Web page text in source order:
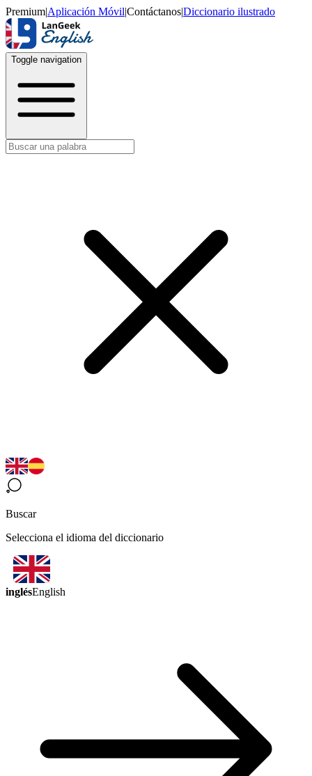
Premium|Aplicación Móvil|Contáctanos|Diccionario ilustrado
Toggle navigation
Buscar
Selecciona el idioma del diccionario
inglésEnglish